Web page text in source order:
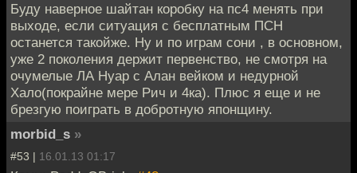
Буду наверное шайтан коробку на пс4 менять при
выходе, если ситуация с бесплатным ПСН
останется такойже. Ну и по играм сони , в основном,
уже 2 поколения держит первенство, не смотря на
очумелые ЛА Нуар с Алан вейком и недурной
Хало(покрайне мере Рич и 4ка). Плюс я еще и не
брезгую поиграть в добротную японщину.
morbid_s »
#53 | 16.01.13 01:17